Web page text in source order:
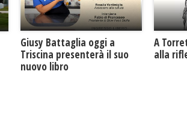
Giusy Battaglia oggi a
Triscina presenterà il suo
nuovo libro
​A
alla